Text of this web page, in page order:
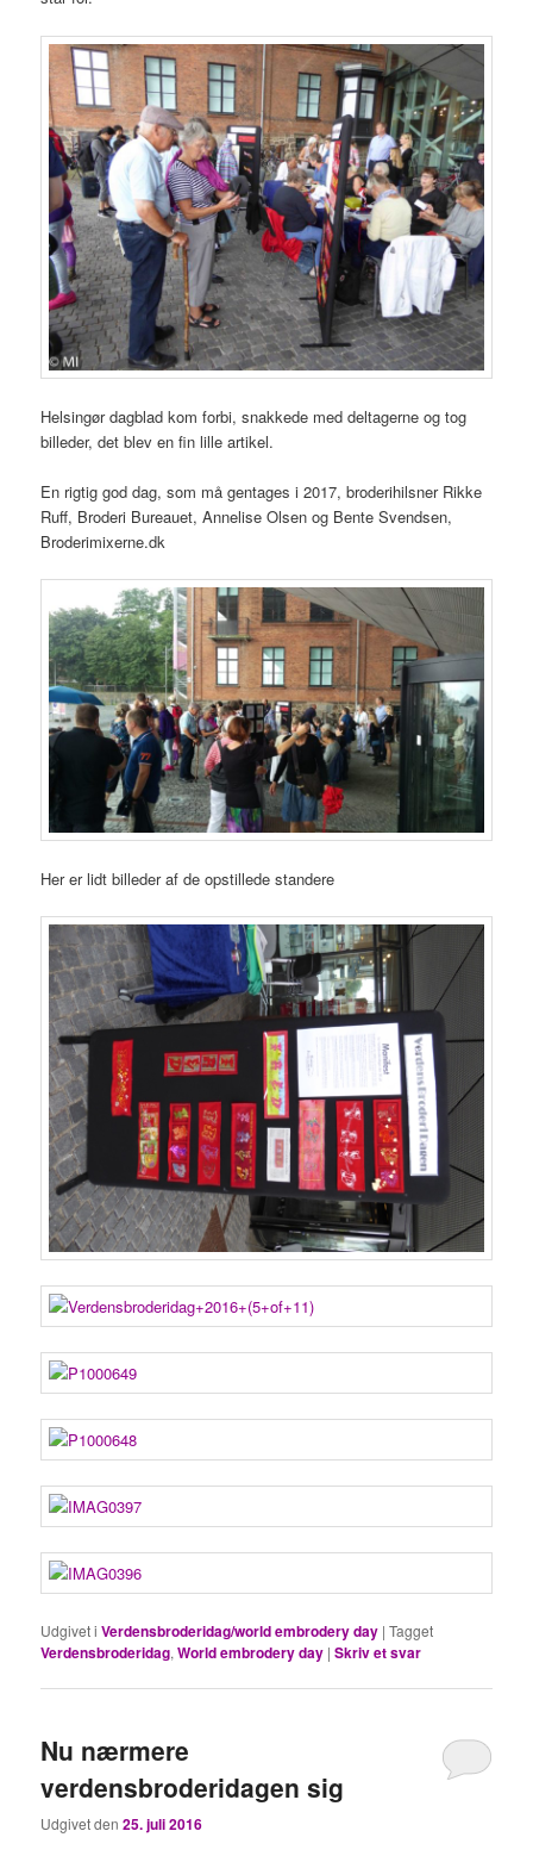
Helsingør dagblad kom forbi, snakkede med deltagerne og tog
billeder, det blev en fin lille artikel.
En rigtig god dag, som må gentages i 2017, broderihilsner Rikke
Ruff, Broderi Bureauet, Annelise Olsen og Bente Svendsen,
Broderimixerne.dk
Her er lidt billeder af de opstillede standere
Udgivet i Verdensbroderidag/world embrodery day |Tagget
Verdensbroderidag,World embrodery day |Skriv et svar
Nu nærmere
verdensbroderidagen sig
Udgivet den25. juli 2016